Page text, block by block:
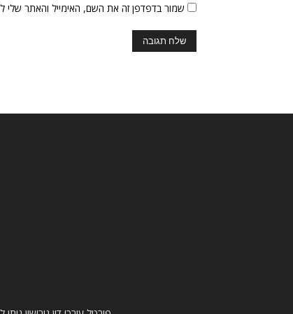
שמור בדפדפן זה את השם, האימייל והאתר שלי